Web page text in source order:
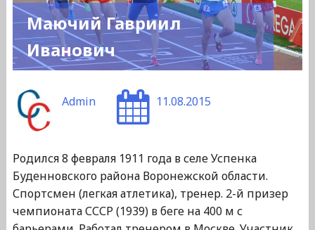
Маючий Гавриил
Иванович
Admin 11.08.2015
Родился 8 февраля 1911 года в селе Успенка
Буденновского района Воронежской области.
Спортсмен (легкая атлетика), тренер. 2-й призер
чемпионата СССР (1939) в беге на 400 м с